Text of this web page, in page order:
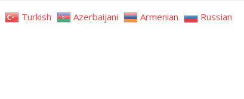
Turkish Azerbaijani Armenian Russian